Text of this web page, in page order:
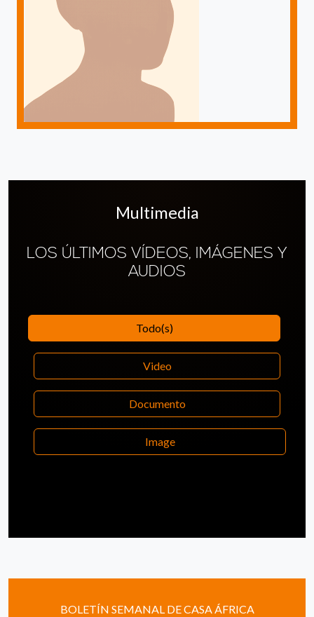
Multimedia
LOS ÚLTIMOS VÍDEOS, IMÁGENES Y
AUDIOS
Todo(s)
Video
Documento
Image
BOLETÍN SEMANAL DE CASA ÁFRICA